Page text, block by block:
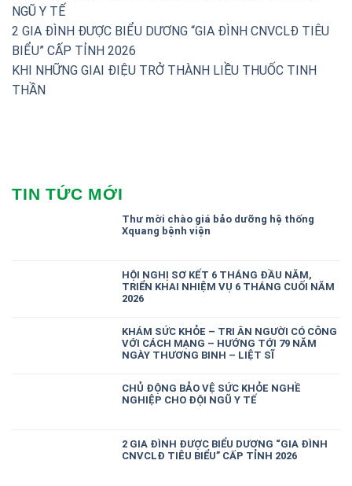
NGŨ Y TẾ
2 GIA ĐÌNH ĐƯỢC BIỂU DƯƠNG “GIA ĐÌNH CNVCLĐ TIÊU
BIỂU” CẤP TỈNH 2026
KHI NHỮNG GIAI ĐIỆU TRỞ THÀNH LIỀU THUỐC TINH
THẦN
TIN TỨC MỚI
Thư mời chào giá bảo dưỡng hệ thống
Xquang bệnh viện
HỘI NGHỊ SƠ KẾT 6 THÁNG ĐẦU NĂM,
TRIỂN KHAI NHIỆM VỤ 6 THÁNG CUỐI NĂM
2026
KHÁM SỨC KHỎE – TRI ÂN NGƯỜI CÓ CÔNG
VỚI CÁCH MẠNG – HƯỚNG TỚI 79 NĂM
NGÀY THƯƠNG BINH – LIỆT SĨ
CHỦ ĐỘNG BẢO VỆ SỨC KHỎE NGHỀ
NGHIỆP CHO ĐỘI NGŨ Y TẾ
2 GIA ĐÌNH ĐƯỢC BIỂU DƯƠNG “GIA ĐÌNH
CNVCLĐ TIÊU BIỂU” CẤP TỈNH 2026